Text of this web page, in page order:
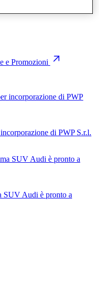
e Promozioni
di PWP S.r.l.
SUV Audi è pronto a